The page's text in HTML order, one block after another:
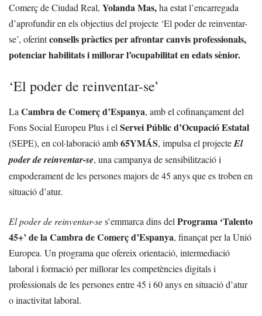
Comerç de Ciudad Real, Yolanda Mas,ha estat l’encarregada
d’aprofundir en els objectius del projecte ‘El poder de reinventar-
se’, oferintconsells pràctics per afrontar canvis professionals,
potenciar habilitats i millorar l’ocupabilitat en edats sènior.
‘El poder de reinventar-se’
LaCambra de Comerç d’Espanya, amb el cofinançament del
Fons Social Europeu Plus i elServei Públic d’Ocupació Estatal
(SEPE), en col·laboració amb65YMÁS, impulsa el projecteEl
poder de reinventar-se, una campanya de sensibilització i
empoderament de les persones majors de 45 anys que es troben en
situació d’atur.
El poder de reinventar-ses’emmarca dins delPrograma ‘Talento
45+’ de la Cambra de Comerç d’Espanya, finançat per la Unió
Europea. Un programa que ofereix orientació, intermediació
laboral i formació per millorar les competències digitals i
professionals de les persones entre 45 i 60 anys en situació d’atur
o inactivitat laboral.